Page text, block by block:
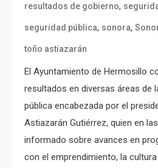
resultados de gobierno,
seguridad pública, sonora,
toño astiazarán
El Ayuntamiento de Hermosillo
resultados en diversas áreas de
pública encabezada por el
Astiazarán Gutiérrez, quien en
informado sobre avances en
con el emprendimiento, la